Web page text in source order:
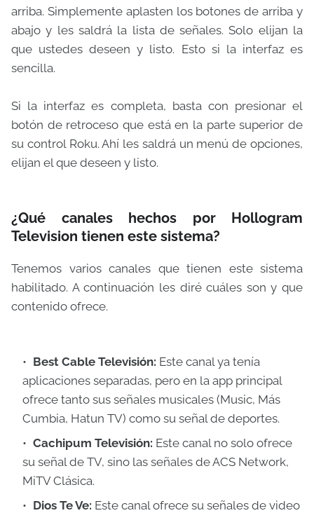
arriba. Simplemente aplasten los botones de arriba y
abajo y les saldrá la lista de señales. Solo elijan la
que ustedes deseen y listo. Esto si la interfaz es
sencilla.
Si la interfaz es completa, basta con presionar el
botón de retroceso que está en la parte superior de
su control Roku. Ahí les saldrá un menú de opciones,
elijan el que deseen y listo.
¿Qué canales hechos por Hollogram
Television tienen este sistema?
Tenemos varios canales que tienen este sistema
habilitado. A continuación les diré cuáles son y que
contenido ofrece.
Best Cable Televisión: Este canal ya tenía
aplicaciones separadas, pero en la app principal
ofrece tanto sus señales musicales (Music, Más
Cumbia, Hatun TV) como su señal de deportes.
Cachipum Televisión: Este canal no solo ofrece
su señal de TV, sino las señales de ACS Network,
MiTV Clásica.
Dios Te Ve: Este canal ofrece su señales de video